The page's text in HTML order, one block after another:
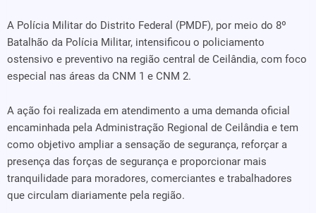
A Polícia Militar do Distrito Federal (PMDF), por meio do 8º
Batalhão da Polícia Militar, intensificou o policiamento
ostensivo e preventivo na região central de Ceilândia, com foco
especial nas áreas da CNM 1 e CNM 2.
A ação foi realizada em atendimento a uma demanda oficial
encaminhada pela Administração Regional de Ceilândia e tem
como objetivo ampliar a sensação de segurança, reforçar a
presença das forças de segurança e proporcionar mais
tranquilidade para moradores, comerciantes e trabalhadores
que circulam diariamente pela região.